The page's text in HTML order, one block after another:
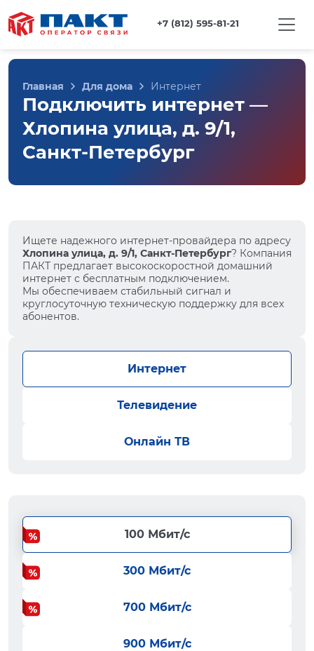
+7 (812) 595-81-21
Главная Для дома Интернет
Подключить интернет —
Хлопина улица, д. 9/1,
Санкт-Петербург
Ищете надежного интернет-провайдера по адресу
Хлопина улица, д. 9/1, Санкт-Петербург? Компания
ПАКТ предлагает высокоскоростной домашний
интернет с бесплатным подключением.
Мы обеспечиваем стабильный сигнал и
круглосуточную техническую поддержку для всех
абонентов.
Интернет
Телевидение
Онлайн ТВ
100 Мбит/с
300 Мбит/с
700 Мбит/с
900 Мбит/с